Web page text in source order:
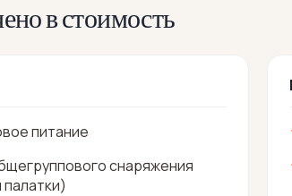
в стоимость
питание
снаряжения